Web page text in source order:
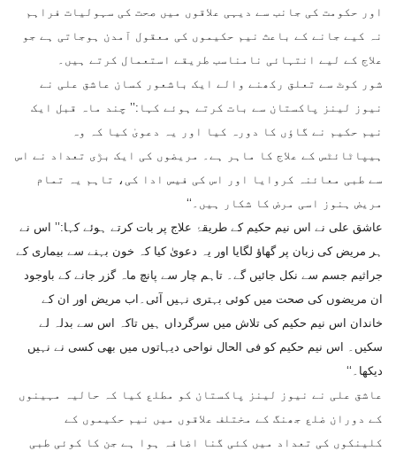
اور حکومت کی جانب سے دیہی علاقوں میں صحت کی سہولیات فراہم
نہ کیے جانے کے باعث نیم حکیموں کی معقول آمدن ہوجاتی ہے جو
علاج کے لیے انتہائی نامناسب طریقے استعمال کرتے ہیں۔
شور کوٹ سے تعلق رکھنے والے ایک باشعور کسان عاشق علی نے
نیوز لینز پاکستان سے بات کرتے ہوئے کہا:’’ چند ماہ قبل ایک
نیم حکیم نے گاؤں کا دورہ کیا اور یہ دعویٰ کیا کہ وہ
ہیپاٹائٹس کے علاج کا ماہر ہے۔ مریضوں کی ایک بڑی تعداد نے اس
سے طبی معائنہ کروایا اور اس کی فیس ادا کی، تاہم یہ تمام
مریض ہنوز اسی مرض کا شکار ہیں۔‘‘
عاشق علی نے اس نیم حکیم کے طریقۂ علاج پر بات کرتے ہوئے کہا:’’ اس نے
ہر مریض کی زبان پر گھاؤ لگایا اور یہ دعویٰ کیا کہ خون بہنے سے بیماری کے
جراثیم جسم سے نکل جائیں گے۔ تاہم چار سے پانچ ماہ گزر جانے کے باوجود
ان مریضوں کی صحت میں کوئی بہتری نہیں آئی۔اب مریض اور ان کے
خاندان اس نیم حکیم کی تلاش میں سرگرداں ہیں تاکہ اس سے بدلہ لے
سکیں۔ اس نیم حکیم کو فی الحال نواحی دیہاتوں میں بھی کسی نے نہیں
دیکھا۔‘‘
عاشق علی نے نیوز لینز پاکستان کو مطلع کیا کہ حالیہ مہینوں
کے دوران ضلع جھنگ کے مختلف علاقوں میں نیم حکیموں کے
کلینکوں کی تعداد میں کئی گنا اضافہ ہوا ہے جن کا کوئی طبی